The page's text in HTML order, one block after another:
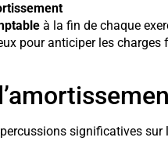
à la fin de chaque
pour anticiper les
significatives sur